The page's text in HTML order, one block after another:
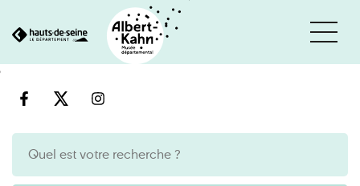
engine
Cookies management panel